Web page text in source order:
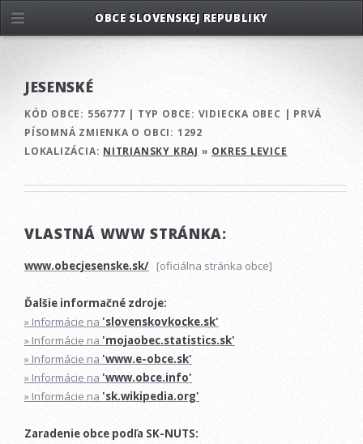
JESENSKÉ
KÓD OBCE: 556777 | TYP OBCE: VIDIECKA OBEC | PRVÁ
PÍSOMNÁ ZMIENKA O OBCI: 1292
LOKALIZÁCIA: NITRIANSKY KRAJ » OKRES LEVICE
VLASTNÁ WWW STRÁNKA:
www.obecjesenske.sk/ [oficiálna stránka obce]
Ďalšie informačné zdroje:
» Informácie na 'slovenskovkocke.sk'
» Informácie na 'mojaobec.statistics.sk'
» Informácie na 'www.e-obce.sk'
» Informácie na 'www.obce.info'
» Informácie na 'sk.wikipedia.org'
Zaradenie obce podľa SK-NUTS:
OBCE SLOVENSKEJ REPUBLIKY